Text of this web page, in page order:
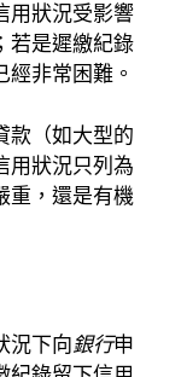
用狀況受影響
若是遲繳紀錄
非常困難。
款（如大型的
用狀況只列為
重，還是有機
況下向銀行申